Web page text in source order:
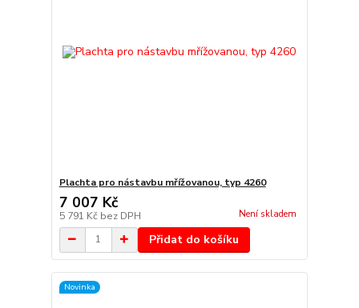
Plachta pro nástavbu mřížovanou, typ 4260
7 007 Kč
5 791 Kč bez DPH Není skladem
Přidat do košíku
Novinka